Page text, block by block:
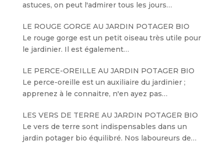
astuces, on peut l'admirer tous les jours…
LE ROUGE GORGE AU JARDIN POTAGER BIO
Le rouge gorge est un petit oiseau très utile pour
le jardinier. Il est également…
LE PERCE-OREILLE AU JARDIN POTAGER BIO
Le perce-oreille est un auxiliaire du jardinier ;
apprenez à le connaitre, n'en ayez pas…
LES VERS DE TERRE AU JARDIN POTAGER BIO
Le vers de terre sont indispensables dans un
jardin potager bio équilibré. Nos laboureurs de…